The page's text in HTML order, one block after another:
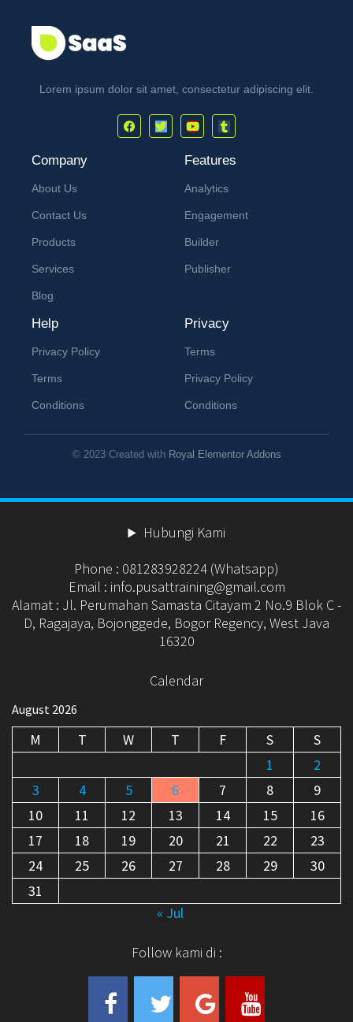
Lorem ipsum dolor sit amet, consectetur adipiscing elit.
Company
About Us
Contact Us
Products
Services
Blog
Features
Analytics
Engagement
Builder
Publisher
Help
Privacy Policy
Terms
Conditions
Privacy
Terms
Privacy Policy
Conditions
© 2023 Created with Royal Elementor Addons
Hubungi Kami
Phone : 081283928224 (Whatsapp)
Email : info.pusattraining@gmail.com
Alamat : Jl. Perumahan Samasta Citayam 2 No.9 Blok C -
D, Ragajaya, Bojonggede, Bogor Regency, West Java
16320
Calendar
August 2026
M T W T F S
S
1
2
3
4 5 6 7 8
9
10
11 12 13 14 15
16
17
18 19 20 21 22
23
24
25 26 27 28 29
30
31
« Jul
Follow kami di :